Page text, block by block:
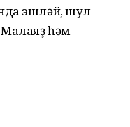
эшләй, шул
һәм